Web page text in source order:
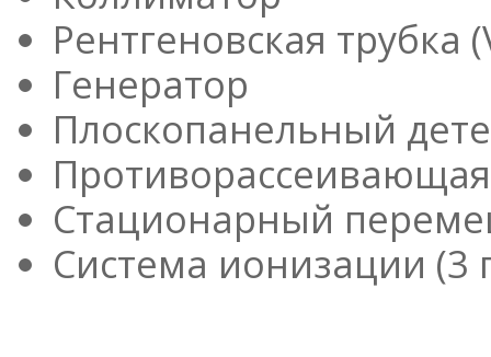
Рентгеновская трубка
Генератор
Плоскопанельный
Стационарный
Система ионизации (3